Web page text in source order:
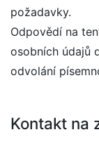
požadavky.
Odpovědí na
osobních údajů
odvolání
Kontakt na